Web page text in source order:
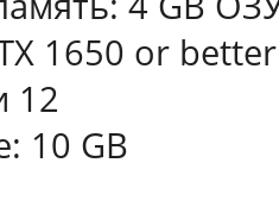
1650 or better
12
10 GB